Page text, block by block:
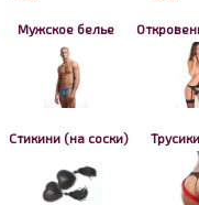
Мужское белье
Стикини (на соски)